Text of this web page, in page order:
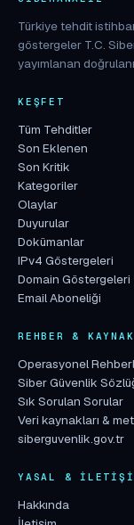
Türkiye tehdit
göstergeler T.C.
yayımlanan
KEŞFET
Tüm Tehditler
Son Eklenen
Son Kritik
Kategoriler
Olaylar
Duyurular
Dokümanlar
IPv4 Göstergeleri
Domain Göstergeleri
Email Aboneliği
REHBER & KAYNAK
Operasyonel
Siber Güvenlik
Sık Sorulan Sorular
Veri kaynakları &
siberguvenlik.gov.tr
YASAL &
Hakkında